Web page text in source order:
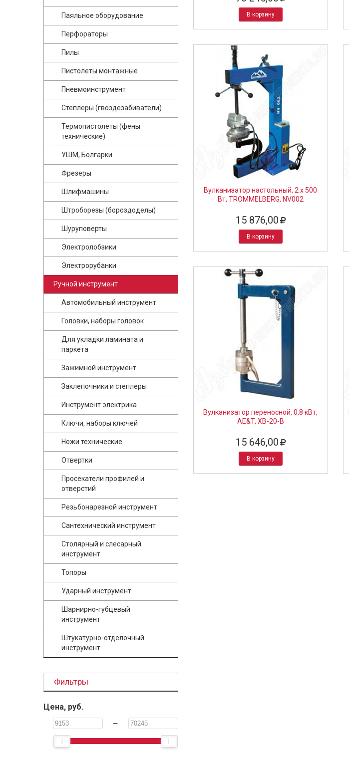
Паяльное оборудование
Перфораторы
Пилы
Пистолеты монтажные
Пневмоинструмент
Степлеры (гвоздезабиватели)
Термопистолеты (фены
технические)
УШМ, Болгарки
Фрезеры
Шлифмашины
Штроборезы (бороздоделы)
Шуруповерты
Электролобзики
Электрорубанки
Ручной инструмент
Автомобильный инструмент
Головки, наборы головок
Для укладки ламината и
паркета
Зажимной инструмент
Заклепочники и степлеры
Инструмент электрика
Ключи, наборы ключей
Ножи технические
Отвертки
Просекатели профилей и
отверстий
Резьбонарезной инструмент
Сантехнический инструмент
Столярный и слесарный
инструмент
Топоры
Ударный инструмент
Шарнирно-губцевый
инструмент
Штукатурно-отделочный
инструмент
Фильтры
Цена, руб.
—
В корзину
Вулканизатор настольный, 2 х 500
Вт, TROMMELBERG, NV002
15 876,00
В корзину
Вулканизатор переносной, 0,8 кВт,
AE&T, XB-20-B
15 646,00
В корзину